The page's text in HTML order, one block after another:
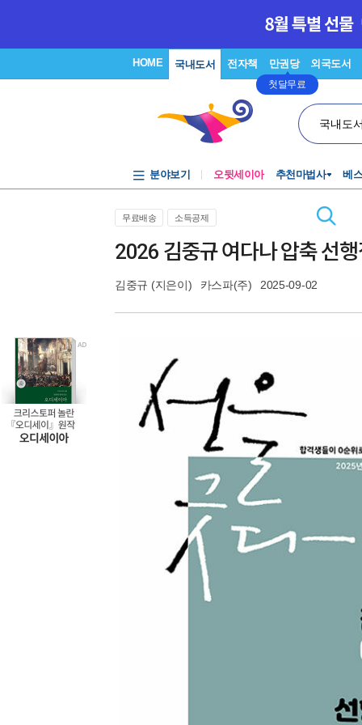
HOME 국내도서 전자책 만권당
첫달무료
외국도서
국내도
분야보기 오뒷세이아 추천마법사 베
무료배송 소득공제
2026 김중규 여다나 압축 선
김중규 (지은이) 카스파(주) 2025-09-02